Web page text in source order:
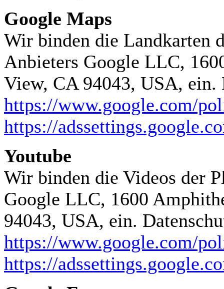
Google Maps
Wir binden die Landkarten
Anbieters Google LLC,
View, CA 94043, USA, ein.
https://www.google.com/
https://
Youtube
Wir binden die Videos der
Google LLC, 1600
94043, USA, ein.
https://www.google.com/
https://